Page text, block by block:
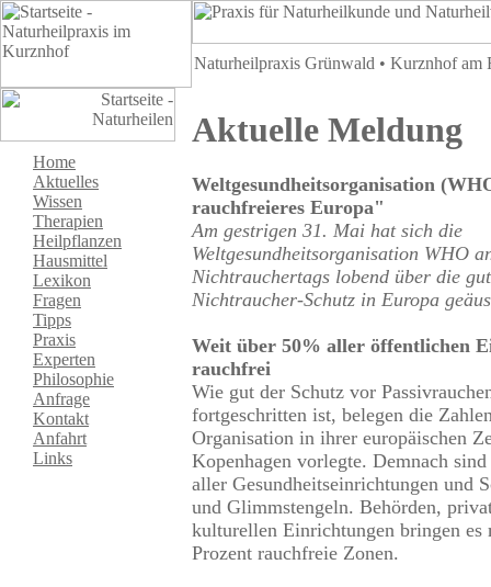
Naturheilpraxis Grünwald • Kurznhof am
Home
Aktuelles
Wissen
Therapien
Heilpflanzen
Hausmittel
Lexikon
Fragen
Tipps
Praxis
Experten
Philosophie
Anfrage
Kontakt
Anfahrt
Links
Aktuelle Meldung
Weltgesundheitsorganisation
rauchfreieres Europa"
Am gestrigen 31. Mai hat sich die
Weltgesundheitsorganisation WHO
Nichtrauchertags lobend über die
Nichtraucher-Schutz in Europa
Weit über 50% aller öffentlichen
rauchfrei
Wie gut der Schutz vor
fortgeschritten ist, belegen die
Organisation in ihrer europäischen
Kopenhagen vorlegte. Demnach
aller Gesundheitseinrichtungen und
und Glimmstengeln. Behörden,
kulturellen Einrichtungen bringen
Prozent rauchfreie Zonen.